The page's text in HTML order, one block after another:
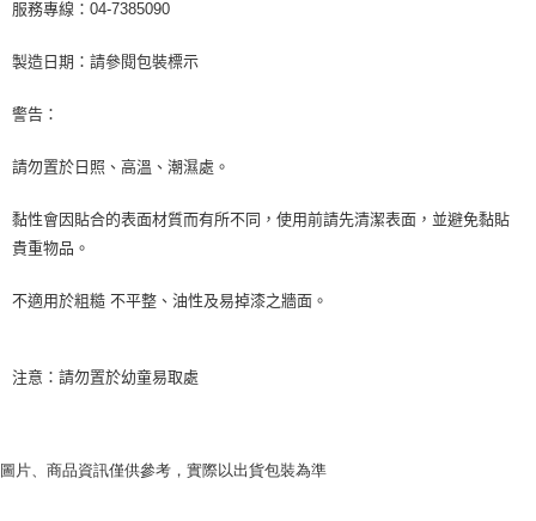
服務專線：04-7385090
製造日期：請參閱包裝標示
警告：
請勿置於日照、高溫、潮濕處。
黏性會因貼合的表面材質而有所不同，使用前請先清潔表面，並避免黏貼
貴重物品。
不適用於粗糙 不平整、油性及易掉漆之牆面。
注意：請勿置於幼童易取處
圖片、商品資訊僅供參考，實際以出貨包裝為準